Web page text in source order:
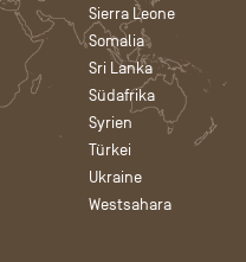
Sierra Leone
Somalia
Sri Lanka
Südafrika
Syrien
Türkei
Ukraine
Westsahara